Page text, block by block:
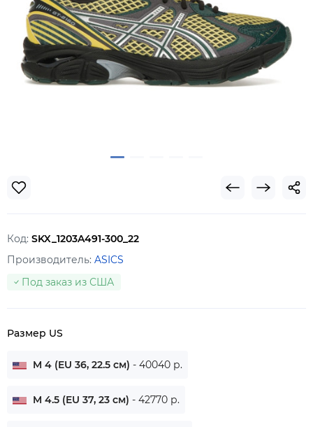
Код: SKX_1203A491-300_22
Производитель: ASICS
Под заказ из США
Размер US
M 4 (EU 36, 22.5 см) - 40040 р.
M 4.5 (EU 37, 23 см) - 42770 р.